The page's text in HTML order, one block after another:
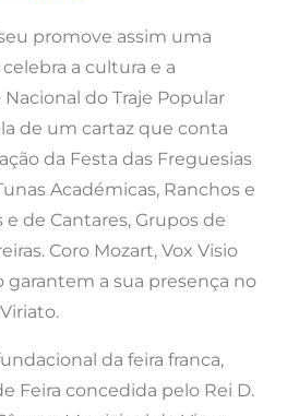
promove assim uma
a cultura e a
do Traje Popular
de um cartaz que conta
da Festa das Freguesias
Académicas, Ranchos e
e de Cantares, Grupos de
Coro Mozart, Vox Visio
garantem a sua presença no
da feira franca,
Feira concedida pelo Rei D.